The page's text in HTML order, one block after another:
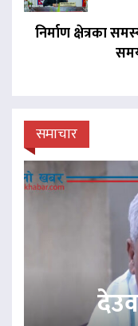
निर्माण क्षेत्रका
समाचार